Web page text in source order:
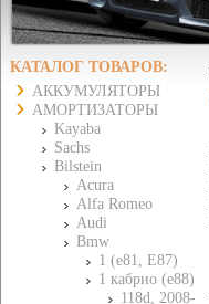
КАТАЛОГ ТОВАРОВ:
АККУМУЛЯТОРЫ
АМОРТИЗАТОРЫ
Kayaba
Sachs
Bilstein
Acura
Alfa Romeo
Audi
Bmw
1 (e81, E87)
1 кабрио (e88)
118d, 2008-